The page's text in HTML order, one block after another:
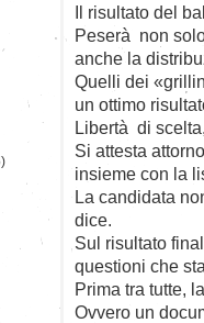
Il risultato del
Peserà non
anche la
Quelli dei
un ottimo
Libertà di
Si attesta
insieme con la
La candidata
dice.
Sul risultato
questioni che
Prima tra tutte,
Ovvero un